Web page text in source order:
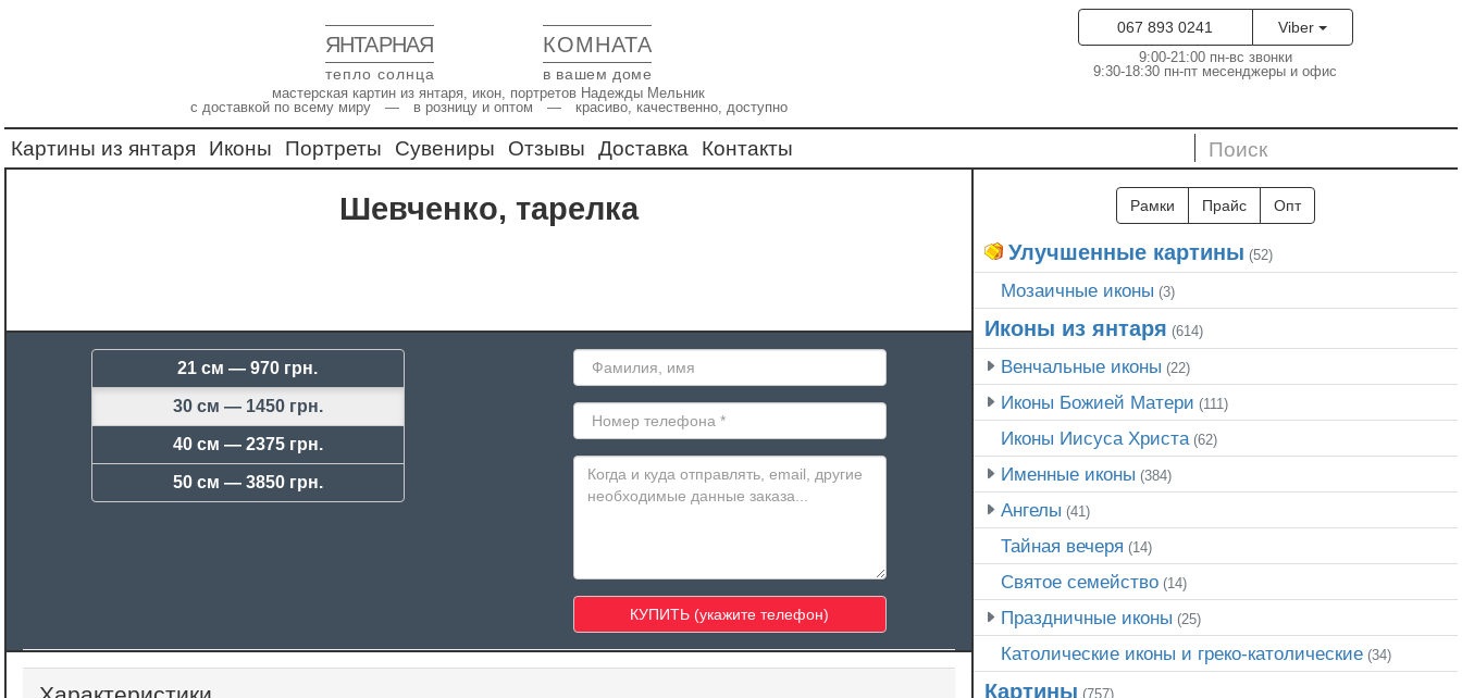
ЯНТАРНАЯ КОМНАТА
тепло солнца в вашем доме
мастерская картин из янтаря, икон, портретов Надежды Мельник
с доставкой по всему миру — в розницу и оптом — красиво, качественно, доступно
067 893 0241 Viber
9:00-21:00 пн-вс звонки
9:30-18:30 пн-пт месенджеры и офис
Картины из янтаря Иконы Портреты Сувениры Отзывы Доставка Контакты
Шевченко, тарелка
21 см —970 грн.
30 см — 1450 грн.
40 см — 2375 грн.
50 см — 3850 грн.
Рамки Прайс Опт
Улучшенные картины (52)
Мозаичные иконы (3)
Иконы из янтаря (614)
Венчальные иконы (22)
Иконы Божией Матери (111)
Иконы Иисуса Христа(62)
Именные иконы (384)
Ангелы (41)
Тайная вечеря (14)
Святое семейство(14)
Праздничные иконы (25)
Католические иконы и греко-католические(34)
Картины (757)